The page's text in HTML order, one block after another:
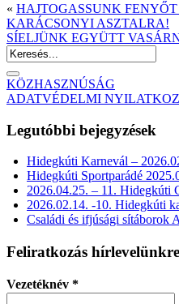
« HAJTOGASSUNK
KARÁCSONYI ASZTALRA!
SÍELJÜNK EGYÜTT
KÖZHASZNÚSÁG
ADATVÉDELMI
Legutóbbi bejegyzések
Hidegkúti Karnevál –
Hidegkúti Sportparádé
2026.04.25. – 11. Hidegkúti
2026.02.14. -10. Hidegkúti
Családi és ifjúsági sítáborok
Feliratkozás hírlevelünkre
Vezetéknév *